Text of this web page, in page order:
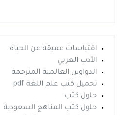
اقتباسات عميقة عن الحياة
الأدب العربي
الدواوين العالمية المترجمة
تحميل كتب علم اللغة pdf
حلول كتب
حلول كتب المناهج السعودية